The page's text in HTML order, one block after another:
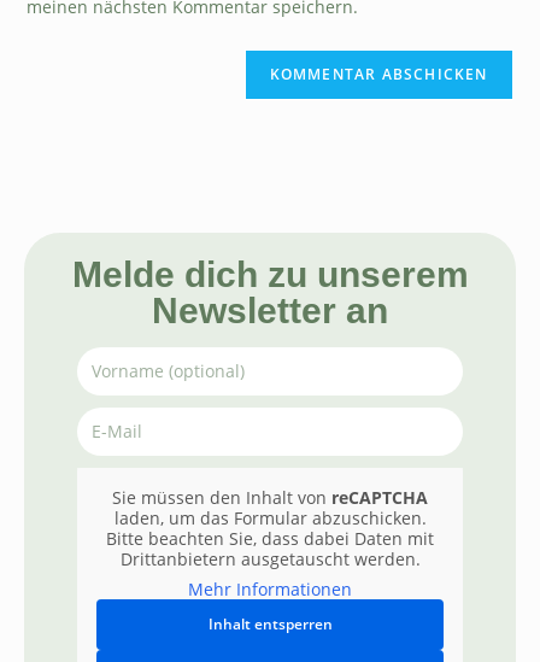
meinen nächsten Kommentar speichern.
Melde dich zu unserem
Newsletter an
Sie müssen den Inhalt von reCAPTCHA
laden, um das Formular abzuschicken.
Bitte beachten Sie, dass dabei Daten mit
Drittanbietern ausgetauscht werden.
Mehr Informationen
Inhalt entsperren